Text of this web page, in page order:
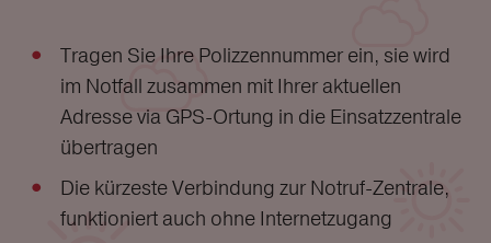
Tragen Sie Ihre Polizzennummer ein, sie wird
im Notfall zusammen mit Ihrer aktuellen
Adresse via GPS-Ortung in die Einsatzzentrale
übertragen
Die kürzeste Verbindung zur Notruf-Zentrale,
funktioniert auch ohne Internetzugang